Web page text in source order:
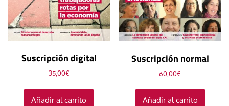
Suscripción digital
35,00€
Añadir al carrito
Suscripción normal
60,00€
Añadir al carrito